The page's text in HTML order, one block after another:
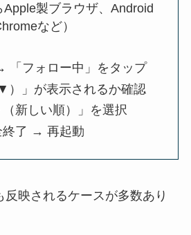
Apple製ブラウザ、Android
など）
「フォロー中」をタップ
）」が表示されるか確認
（新しい順）」を選択
終了 → 再起動
反映されるケースが多数あり